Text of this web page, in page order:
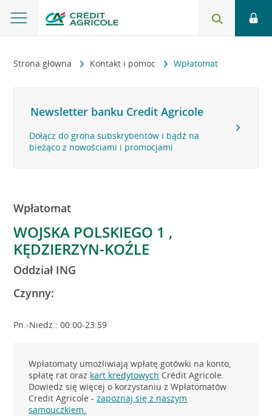
Strona główna Kontakt i pomoc Wpłatomat
Newsletter banku Credit Agricole
Dołącz do grona subskrybentów i bądź na
bieżąco z nowościami i promocjami
Wpłatomat
WOJSKA POLSKIEGO 1 ,
KĘDZIERZYN-KOŹLE
Oddział ING
Czynny:
Pn.-Niedz.: 00:00-23:59
Wpłatomaty umożliwiają wpłatę gotówki na konto,
spłatę rat oraz kart kredytowych Crédit Agricole.
Dowiedz się więcej o korzystaniu z Wpłatomatów
Credit Agricole -zapoznaj się z naszym
samouczkiem.